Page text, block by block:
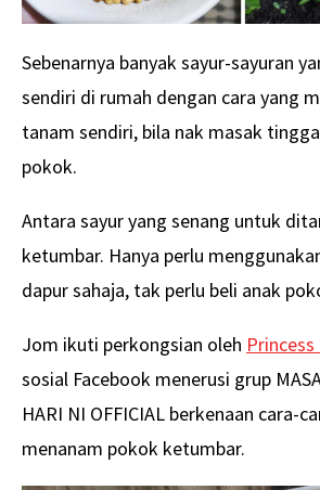
Sebenarnya banyak sayur-sayuran
sendiri di rumah dengan cara yang
tanam sendiri, bila nak masak
pokok.
Antara sayur yang senang untuk
ketumbar. Hanya perlu
dapur sahaja, tak perlu beli anak
Jom ikuti perkongsian oleh Princess
sosial Facebook menerusi grup
HARI NI OFFICIAL berkenaan cara-
menanam pokok ketumbar.